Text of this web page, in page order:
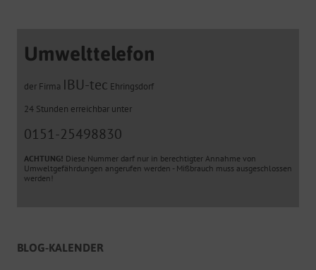
Umwelttelefon
der Firma IBU-tec Ehringsdorf
24 Stunden erreichbar unter
0151-25498830
ACHTUNG! Diese Nummer darf nur in berechtigter Annahme von
Umweltgefährdungen angerufen werden - Mißbrauch muss ausgeschlossen
werden!
BLOG-KALENDER